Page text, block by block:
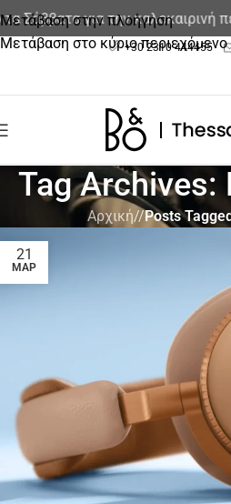
Μετάβαση στην πλοήγηση
Μετάβαση στο κύριο περιεχόμενο
Σάββατα για την καλοκαιρινή
+30 2310 444455
Tag Archives:
Αρχική/ Posts
21
ΜΑΡ